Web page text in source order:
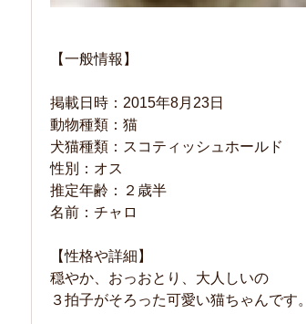
【一般情報】
掲載日時：2015年8月23日
動物種類：猫
犬猫種類：スコティッシュホールド
性別：オス
推定年齢：２歳半
名前：チャロ
【性格や詳細】
穏やか、おっおとり、大人しいの
３拍子がそろった可愛い猫ちゃんです。